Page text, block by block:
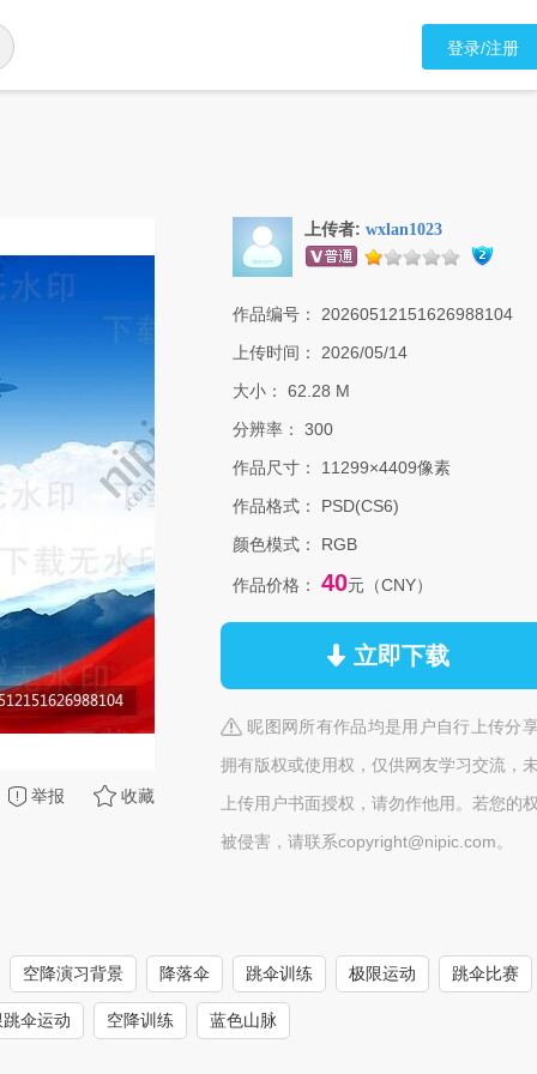
登录/注册
举报 收藏
上传者: wxlan1023
作品编号：
20260512151626988104
上传时间：
2026/05/14
大小：
62.28 M
分辨率：
300
作品尺寸：
11299×4409像素
作品格式：
PSD(CS6)
颜色模式：
RGB
作品价格： 40元（CNY）
立即下载
昵图网所有作品均是用户自行上传分
拥有版权或使用权，仅供网友学习交流，
上传用户书面授权，请勿作他用。若您的
被侵害，请联系copyright@nipic.com。
空降演习背景 降落伞 跳伞训练 极限运动 跳伞比赛
伞运动 空降训练 蓝色山脉